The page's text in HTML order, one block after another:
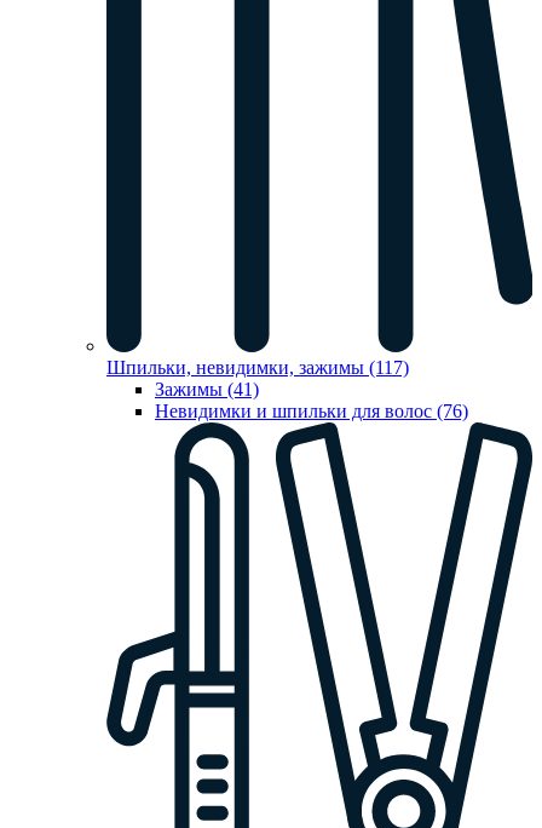
Шпильки, невидимки, зажимы (117)
Зажимы (41)
Невидимки и шпильки для волос (76)